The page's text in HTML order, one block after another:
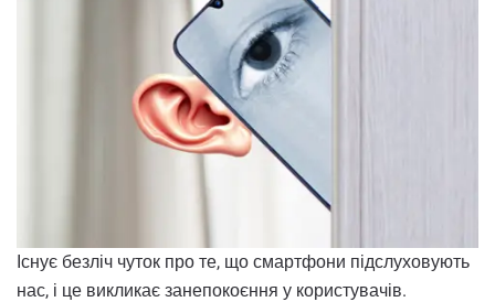
Існує безліч чуток про те, що смартфони підслуховують
нас, і це викликає занепокоєння у користувачів.